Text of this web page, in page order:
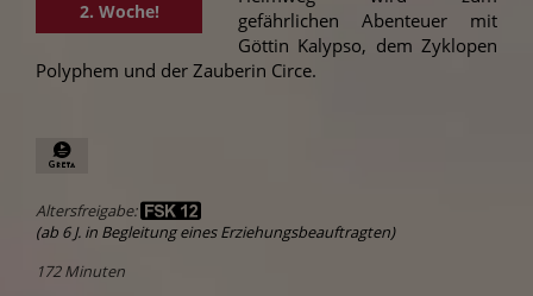
2. Woche!
gefährlichen Abenteuer mit
Göttin Kalypso, dem Zyklopen
Polyphem und der Zauberin Circe.
Altersfreigabe:
(ab 6 J. in Begleitung eines Erziehungsbeauftragten)
172 Minuten